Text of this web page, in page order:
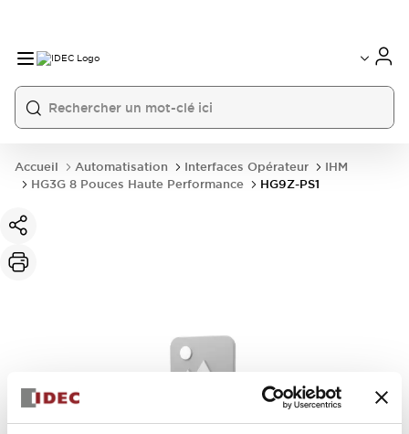
Accueil Automatisation Interfaces Opérateur
IHM
HG3G 8 Pouces Haute Performance
HG9Z-PS1